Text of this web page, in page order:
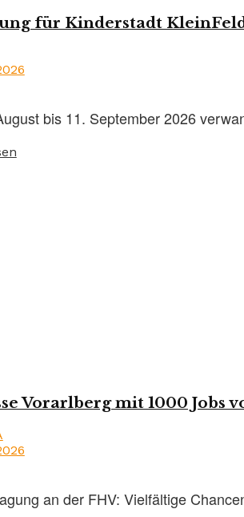
für Kinderstadt
bis 11. September 2026
Vorarlberg mit 1000 Jobs
an der FHV: Vielfältige